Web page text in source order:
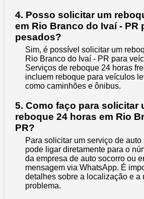
4. Posso solicitar um
em Rio Branco do Ivaí - PR
pesados?
Sim, é possível solicitar um
Rio Branco do Ivaí - PR para
Serviços de reboque 24 horas
incluem reboque para veículos
como caminhões e ônibus.
5. Como faço para solicitar
reboque 24 horas em Rio
PR?
Para solicitar um serviço de auto
pode ligar diretamente para o
da empresa de auto socorro ou
mensagem via WhatsApp. É
detalhes sobre a localização e a
problema.